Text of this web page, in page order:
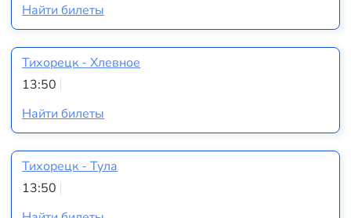
Найти билеты
Тихорецк - Хлевное
13:50
Найти билеты
Тихорецк - Тула
13:50